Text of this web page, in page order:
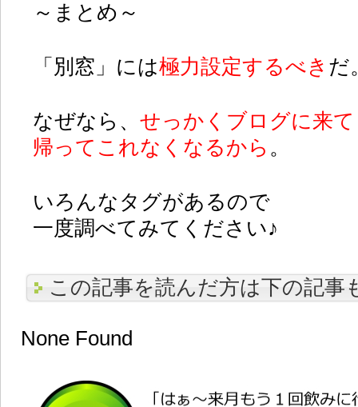
～まとめ～
「別窓」には極力設定するべき だ
なぜなら、 せっかくブログに来
帰ってこれなくなるから 。
いろんなタグがあるので
一度調べてみてください♪
この記事を読んだ方は下の記事
None Found